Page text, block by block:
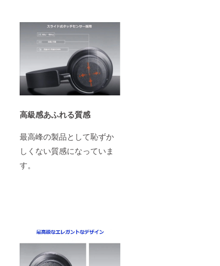
高級感あふれる質感
最高峰の製品として恥ずか
しくない質感になっていま
す。